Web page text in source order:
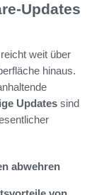
Updates
reicht weit über
hinaus.
Updates sind
abwehren